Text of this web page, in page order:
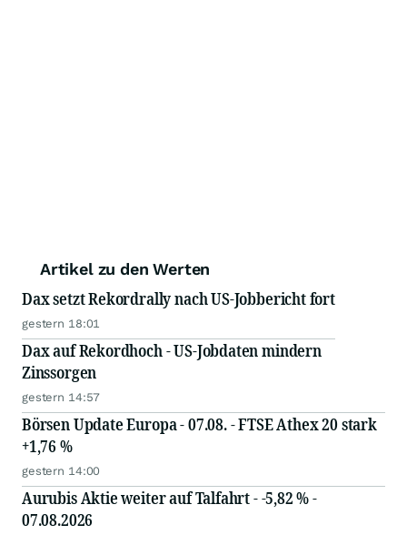
Artikel zu den Werten
Dax setzt Rekordrally nach US-Jobbericht fort
gestern 18:01
Dax auf Rekordhoch - US-Jobdaten mindern
Zinssorgen
gestern 14:57
Börsen Update Europa - 07.08. - FTSE Athex 20 stark
+1,76 %
gestern 14:00
Aurubis Aktie weiter auf Talfahrt - -5,82 % -
07.08.2026